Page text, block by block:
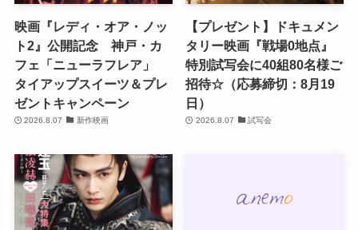
映画『レディ・オア・ノッ
ト2』公開記念 神戸・カ
フェ「ニューラフレア」
タイアップスイーツ＆プレ
ゼントキャンペーン
2026.8.07 新作映画
【プレゼント】ドキュメン
タリー映画『戦場0地点』
特別試写会に40組80名様ご
招待☆（応募締切：8月19
日）
2026.8.07 試写会